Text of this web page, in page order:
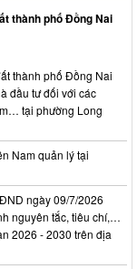
thành phố Đồng Nai
thành phố Đồng Nai
đầu tư đối với các
tại phường Long
Nam quản lý tại
ngày 09/7/2026
nguyên tắc, tiêu chí,…
2026 - 2030 trên địa